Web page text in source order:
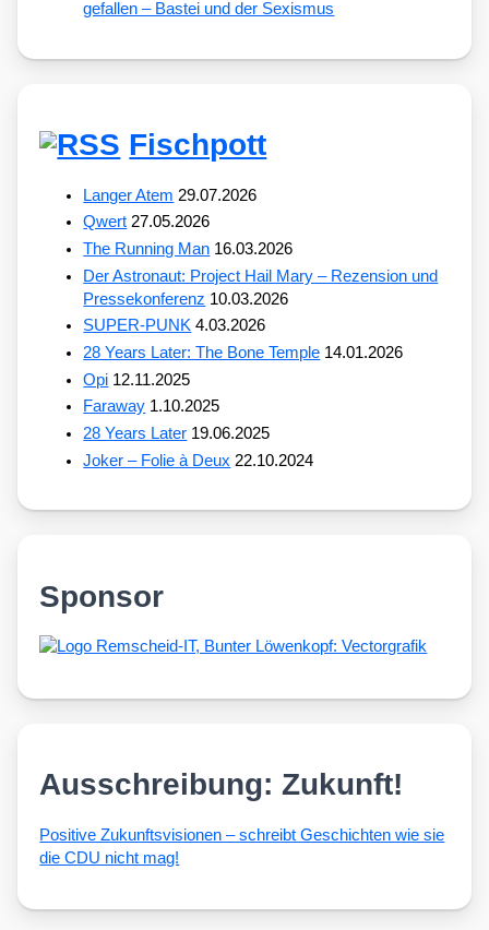
gefallen – Bastei und der Sexismus
Fischpott
Langer Atem 29.07.2026
Qwert 27.05.2026
The Running Man 16.03.2026
Der Astronaut: Project Hail Mary – Rezension und
Pressekonferenz 10.03.2026
SUPER-PUNK 4.03.2026
28 Years Later: The Bone Temple 14.01.2026
Opi 12.11.2025
Faraway 1.10.2025
28 Years Later 19.06.2025
Joker – Folie à Deux 22.10.2024
Sponsor
Ausschreibung: Zukunft!
Posi­ti­ve Zukunfts­vi­sio­nen – schreibt Geschich­ten wie sie
die CDU nicht mag!